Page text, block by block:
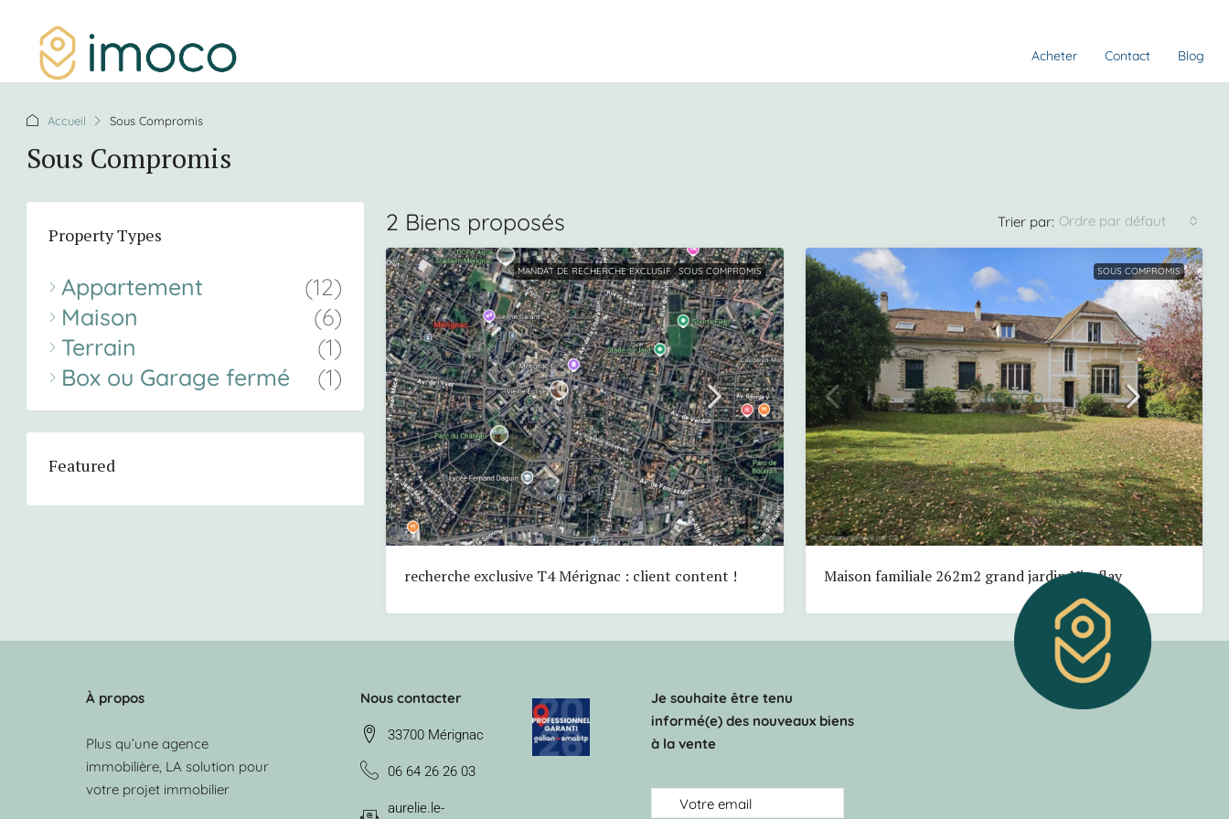
Acheter Contact Blog
Accueil Sous Compromis
Sous Compromis
2 Biens proposés Trier par: Ordre par défaut
MANDAT DE RECHERCHE EXCLUSIF SOUS COMPROMIS
recherche exclusive T4 Mérignac : client content !
SOUS COMPROMIS
Maison familiale 262m2 grand jardin Viroflay
Property Types
Appartement
(12)
Maison
(6)
Terrain
(1)
Box ou Garage fermé
(1)
Featured
À propos
Plus qu’une agence
immobilière, LA solution pour
votre projet immobilier
Nous contacter
33700 Mérignac
06 64 26 26 03
aurelie.le-
Je souhaite être tenu
informé(e) des nouveaux biens
à la vente